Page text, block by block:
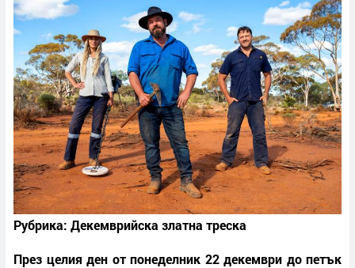
Рубрика: Декемврийска златна треска
През целия ден от понеделник 22 декември до петък